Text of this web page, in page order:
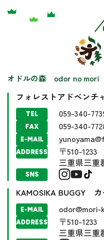
オドルの森 odor no mori
フォレストアドベンチ
TEL 059-340-
FAX 059-340-
E-MAIL
ADDRESS
〒510-1233
三重県三重
SNS
KAMOSIKA BUGGY
E-MAIL odor@mori-
ADDRESS
〒510-1233
三重県三重